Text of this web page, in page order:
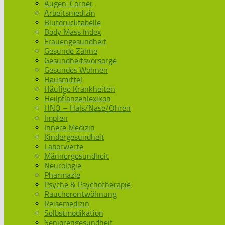
Augen-Corner
Arbeitsmedizin
Blutdrucktabelle
Body Mass Index
Frauengesundheit
Gesunde Zähne
Gesundheitsvorsorge
Gesundes Wohnen
Hausmittel
Häufige Krankheiten
Heilpflanzenlexikon
HNO – Hals/Nase/Ohren
Impfen
Innere Medizin
Kindergesundheit
Laborwerte
Männergesundheit
Neurologie
Pharmazie
Psyche & Psychotherapie
Raucherentwöhnung
Reisemedizin
Selbstmedikation
Seniorengesundheit